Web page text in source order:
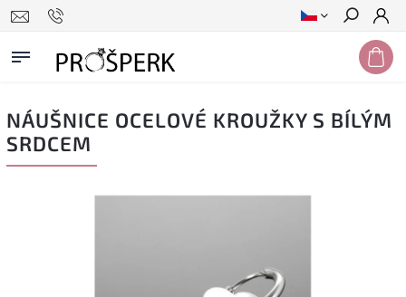
Hledat
NÁUŠNICE OCELOVÉ KROUŽKY S BÍLÝM
SRDCEM